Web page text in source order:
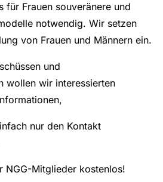
für Frauen souveränere und
notwendig. Wir setzen
von Frauen und Männern ein.
und
wollen wir interessierten
nur den Kontakt
NGG-Mitglieder kostenlos!